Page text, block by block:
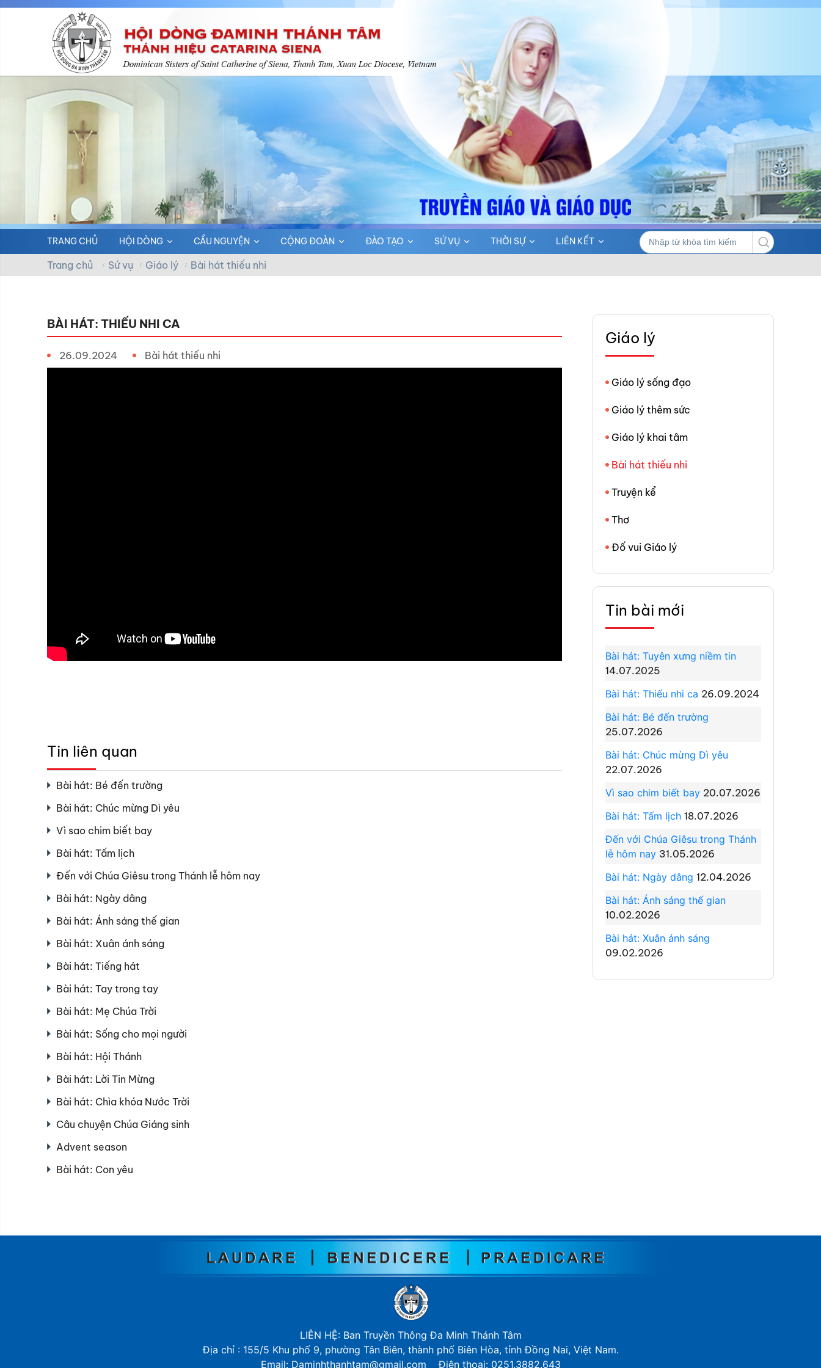
TRANG CHỦ HỘI DÒNG CẦU NGUYỆN CỘNG ĐOÀN ĐÀO TẠO SỨ VỤ THỜI SỰ LIÊN KẾT
Trang chủ Sứ vụ Giáo lý Bài hát thiếu nhi
BÀI HÁT: THIẾU NHI CA
26.09.2024 Bài hát thiếu nhi
Tin liên quan
Bài hát: Bé đến trường
Bài hát: Chúc mừng Dì yêu
Vì sao chim biết bay
Bài hát: Tấm lịch
Đến với Chúa Giêsu trong Thánh lễ hôm nay
Bài hát: Ngày dâng
Bài hát: Ánh sáng thế gian
Bài hát: Xuân ánh sáng
Bài hát: Tiếng hát
Bài hát: Tay trong tay
Bài hát: Mẹ Chúa Trời
Bài hát: Sống cho mọi người
Bài hát: Hội Thánh
Bài hát: Lời Tin Mừng
Bài hát: Chìa khóa Nước Trời
Câu chuyện Chúa Giáng sinh
Advent season
Bài hát: Con yêu
Giáo lý
Giáo lý sống đạo
Giáo lý thêm sức
Giáo lý khai tâm
Bài hát thiếu nhi
Truyện kể
Thơ
Đố vui Giáo lý
Tin bài mới
Bài hát: Tuyên xưng niềm tin
14.07.2025
Bài hát: Thiếu nhi ca 26.09.2024
Bài hát: Bé đến trường
25.07.2026
Bài hát: Chúc mừng Dì yêu
22.07.2026
Vì sao chim biết bay 20.07.2026
Bài hát: Tấm lịch 18.07.2026
Đến với Chúa Giêsu trong Thánh
lễ hôm nay 31.05.2026
Bài hát: Ngày dâng 12.04.2026
Bài hát: Ánh sáng thế gian
10.02.2026
Bài hát: Xuân ánh sáng
09.02.2026
LIÊN HỆ: Ban Truyền Thông Đa Minh Thánh Tâm
Địa chỉ : 155/5 Khu phố 9, phường Tân Biên, thành phố Biên Hòa, tỉnh Đồng Nai, Việt Nam.
Email: Daminhthanhtam@gmail.com Điện thoại: 0251.3882.643